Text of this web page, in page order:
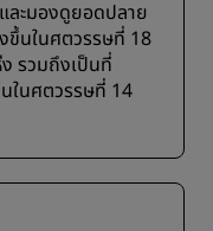
ละมองดูยอดปลาย
ขึ้นในศตวรรษที่ 18
รวมถึงเป็นที่
ในศตวรรษที่ 14